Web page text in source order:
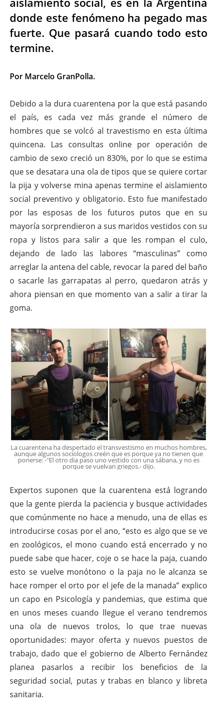
donde este fenómeno ha pegado mas
fuerte. Que pasará cuando todo esto
termine.
Por Marcelo GranPolla.
Debido a la dura cuarentena por la que está pasando
el país, es cada vez más grande el número de
hombres que se volcó al travestismo en esta última
quincena. Las consultas online por operación de
cambio de sexo creció un 830%, por lo que se estima
que se desatara una ola de tipos que se quiere cortar
la pija y volverse mina apenas termine el aislamiento
social preventivo y obligatorio. Esto fue manifestado
por las esposas de los futuros putos que en su
mayoría sorprendieron a sus maridos vestidos con su
ropa y listos para salir a que les rompan el culo,
dejando de lado las labores “masculinas” como
arreglar la antena del cable, revocar la pared del baño
o sacarle las garrapatas al perro, quedaron atrás y
ahora piensan en que momento van a salir a tirar la
goma.
La cuarentena ha despertado el transvestismo en muchos hombres,
aunque algunos sociologos creén que es porque ya no tienen que
ponerse: -"El otro dia paso uno vestido con una sábana, y no es
porque se vuelvan griegos.- dijo.
Expertos suponen que la cuarentena está logrando
que la gente pierda la paciencia y busque actividades
que comúnmente no hace a menudo, una de ellas es
introducirse cosas por el ano, “esto es algo que se ve
en zoológicos, el mono cuando está encerrado y no
puede sabe que hacer, coje o se hace la paja, cuando
esto se vuelve monótono o la paja no le alcanza se
hace romper el orto por el jefe de la manada” explico
un capo en Psicología y pandemias, que estima que
en unos meses cuando llegue el verano tendremos
una ola de nuevos trolos, lo que trae nuevas
oportunidades: mayor oferta y nuevos puestos de
trabajo, dado que el gobierno de Alberto Fernández
planea pasarlos a recibir los beneficios de la
seguridad social, putas y trabas en blanco y libreta
sanitaria.